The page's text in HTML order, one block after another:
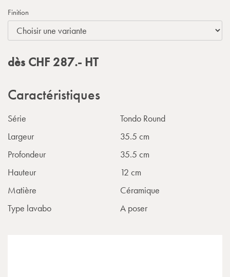
Finition
dès CHF287.- HT
Caractéristiques
Série
Tondo Round
Largeur
35.5 cm
Profondeur
35.5 cm
Hauteur
12 cm
Matière
Céramique
Type lavabo
A poser